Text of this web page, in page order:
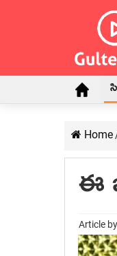
Home
ఈ
Article by